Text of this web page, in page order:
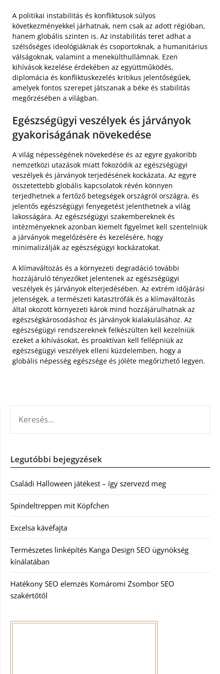
A politikai instabilitás és konfliktusok súlyos
következményekkel járhatnak, nem csak az adott régióban,
hanem globális szinten is. Az instabilitás teret adhat a
szélsőséges ideológiáknak és csoportoknak, a humanitárius
válságoknak, valamint a menekülthullámnak. Ezen
kihívások kezelése érdekében az együttműködés,
diplomácia és konfliktuskezelés kritikus jelentőségűek,
amelyek fontos szerepet játszanak a béke és stabilitás
megőrzésében a világban.
Egészségügyi veszélyek és járványok
gyakoriságának növekedése
A világ népességének növekedése és az egyre gyakoribb
nemzetközi utazások miatt fokozódik az egészségügyi
veszélyek és járványok terjedésének kockázata. Az egyre
összetettebb globális kapcsolatok révén könnyen
terjedhetnek a fertőző betegségek országról országra, és
jelentős egészségügyi fenyegetést jelenthetnek a világ
lakosságára. Az egészségügyi szakembereknek és
intézményeknek azonban kiemelt figyelmet kell szentelniük
a járványok megelőzésére és kezelésére, hogy
minimalizálják az egészségügyi kockázatokat.
A klímaváltozás és a környezeti degradáció további
hozzájáruló tényezőket jelentenek az egészségügyi
veszélyek és járványok elterjedésében. Az extrém időjárási
jelenségek, a természeti katasztrófák és a klímaváltozás
által okozott környezeti károk mind hozzájárulhatnak az
egészségkárosodáshoz és járványok kialakulásához. Az
egészségügyi rendszereknek felkészülten kell kezelniük
ezeket a kihívásokat, és proaktívan kell fellépniük az
egészségügyi veszélyek elleni küzdelemben, hogy a
globális népesség egészsége és jóléte megőrizhető legyen.
Legutóbbi bejegyzések
Családi Halloween játékest – így szervezd meg
Spindeltreppen mit Köpfchen
Excelsa kávéfajta
Természetes linképítés Kanga Design SEO ügynökség
kínálatában
Hatékony SEO elemzés Komáromi Zsombor SEO
szakértőtől